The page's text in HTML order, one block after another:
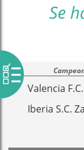
Se
Valencia F.C.
Iberia S.C.